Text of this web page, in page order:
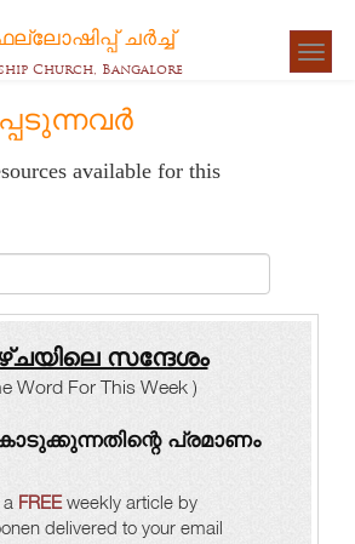
ചര്‍ച്ച്
Church, Bangalore
available for this
സന്ദേശം
Word For This Week )
പ്രമാണം
FREEweekly article by
delivered to your email